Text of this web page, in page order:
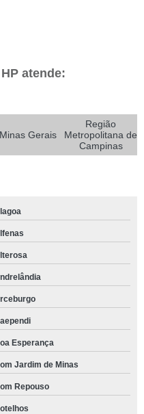
atende:
Minas Gerais
Região
Metropolitana de
Campinas
Esperança
Jardim de Minas
Repouso